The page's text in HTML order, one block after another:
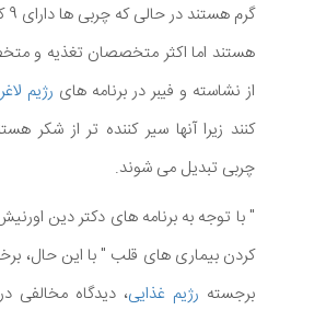
هستند اما اکثر متخصصان تغذیه و
از نشاسته و فیبر در برنامه های رژیم
کنند زیرا آنها سیر کننده تر از شکر
چربی تبدیل می شوند.
" با توجه به برنامه های دکتر دین
کردن بیماری های قلب " با این حال،
برجسته رژیم غذایی، دیدگاه مخالفی